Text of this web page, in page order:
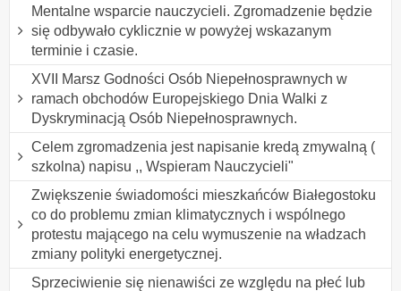
Mentalne wsparcie nauczycieli. Zgromadzenie będzie
się odbywało cyklicznie w powyżej wskazanym
terminie i czasie.
XVII Marsz Godności Osób Niepełnosprawnych w
ramach obchodów Europejskiego Dnia Walki z
Dyskryminacją Osób Niepełnosprawnych.
Celem zgromadzenia jest napisanie kredą zmywalną (
szkolna) napisu ,, Wspieram Nauczycieli"
Zwiększenie świadomości mieszkańców Białegostoku
co do problemu zmian klimatycznych i wspólnego
protestu mającego na celu wymuszenie na władzach
zmiany polityki energetycznej.
Sprzeciwienie się nienawiści ze względu na płeć lub